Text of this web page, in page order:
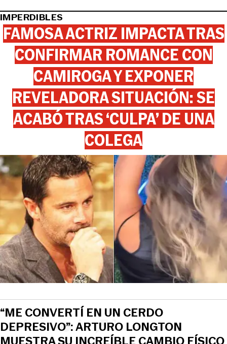
IMPERDIBLES
FAMOSA ACTRIZ IMPACTA TRAS
CONFIRMAR ROMANCE CON
CAMIROGA Y EXPONER
REVELADORA SITUACIÓN: SE
ACABÓ TRAS ‘CULPA’ DE UNA
COLEGA
“ME CONVERTÍ EN UN CERDO
DEPRESIVO”: ARTURO LONGTON